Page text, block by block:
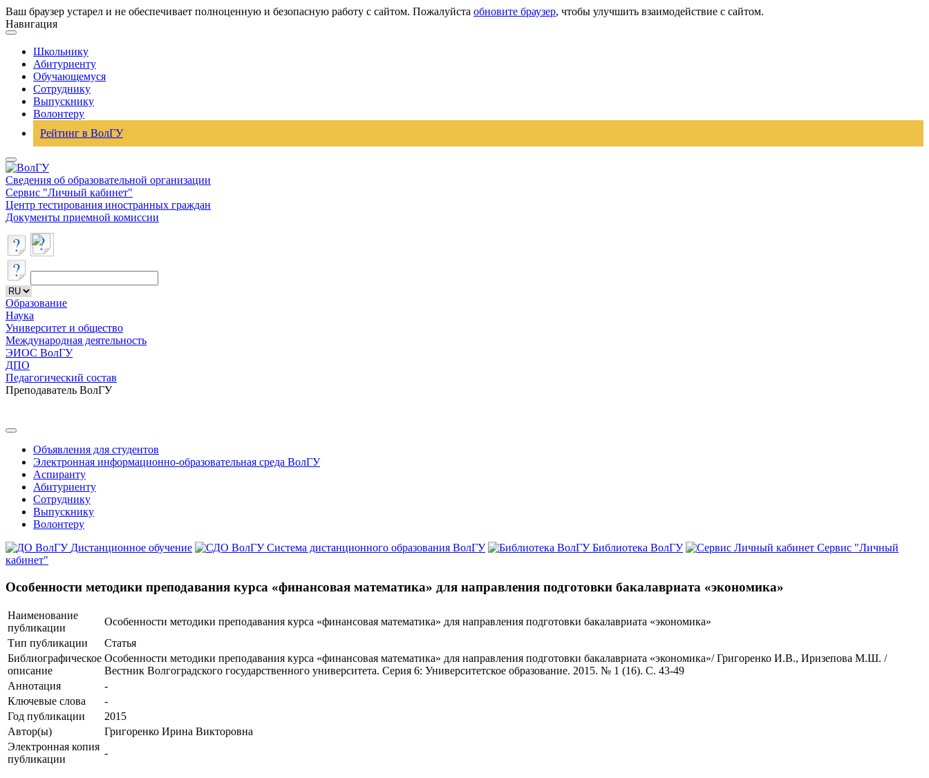
Ваш браузер устарел и не обеспечивает полноценную и безопасную работу с сайтом. Пожалуйста обновите браузер, чтобы улучшить взаимодействие с сайтом.
Навигация
Школьнику
Абитуриенту
Обучающемуся
Сотруднику
Выпускнику
Волонтеру
Рейтинг в ВолГУ
Сведения об образовательной организации
Сервис "Личный кабинет"
Центр тестирования иностранных граждан
Документы приемной комиссии
Образование
Наука
Университет и общество
Международная деятельность
ЭИОС ВолГУ
ДПО
Педагогический состав
Преподаватель ВолГУ
Объявления для студентов
Электронная информационно-образовательная среда ВолГУ
Аспиранту
Абитуриенту
Сотруднику
Выпускнику
Волонтеру
Дистанционное обучение
Система дистанционного образования ВолГУ Библиотека ВолГУ
Сервис "Личный
кабинет"
Особенности методики преподавания курса «финансовая математика» для направления подготовки бакалавриата «экономика»
Наименование
публикации
Особенности методики преподавания курса «финансовая математика» для направления подготовки бакалавриата «экономика»
Тип публикации
Статья
Библиографическое
описание
Особенности методики преподавания курса «финансовая математика» для направления подготовки бакалавриата «экономика»/ Григоренко И.В., Иризепова М.Ш. /
Вестник Волгоградского государственного университета. Серия 6: Университетское образование. 2015. № 1 (16). С. 43-49
Аннотация
-
Ключевые cлова
-
Год публикации
2015
Автор(ы)
Григоренко Ирина Викторовна
Электронная копия
публикации
-